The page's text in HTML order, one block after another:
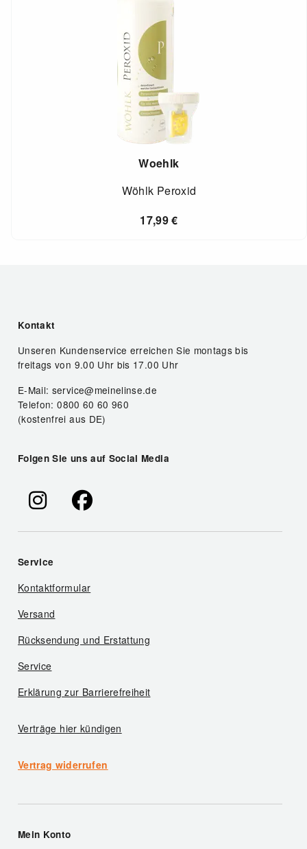
Woehlk
Wöhlk Peroxid
17,99€
Kontakt
Unseren Kundenservice erreichen Sie montags bis
freitags von 9.00 Uhr bis 17.00 Uhr
E-Mail: service@meinelinse.de
Telefon: 0800 60 60 960
(kostenfrei aus DE)
Folgen Sie uns auf Social Media
Service
Kontaktformular
Versand
Rücksendung und Erstattung
Service
Erklärung zur Barrierefreiheit
Verträge hier kündigen
Vertrag widerrufen
Mein Konto